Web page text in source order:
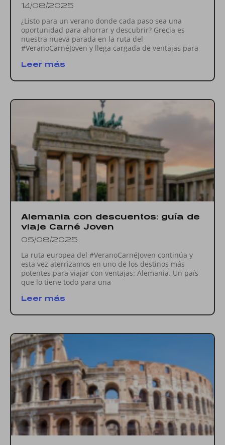
14/08/2025
¿Listo para un verano donde cada paso sea una
oportunidad para ahorrar y descubrir? Grecia es
nuestra nueva parada en la ruta del
#VeranoCarnéJoven y llega cargada de ventajas para
Leer más
Alemania con descuentos: guía de
viaje Carné Joven
05/08/2025
La ruta europea del #VeranoCarnéJoven continúa y
esta vez aterrizamos en uno de los destinos más
potentes para viajar con ventajas: Alemania. Un país
que lo tiene todo para una
Leer más